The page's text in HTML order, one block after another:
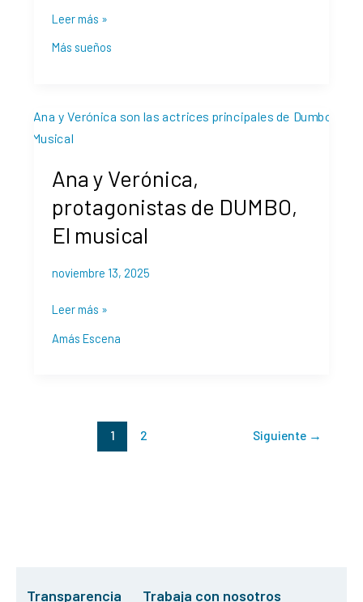
Fundación
Leer más »
Más sueños
Ana y Verónica,
protagonistas de DUMBO,
El musical
noviembre 13, 2025
Ana
y
protagonistas
DUMBO,
El
Leer más »
Amás Escena
1 2 Siguiente →
Transparencia Trabaja con nosotros